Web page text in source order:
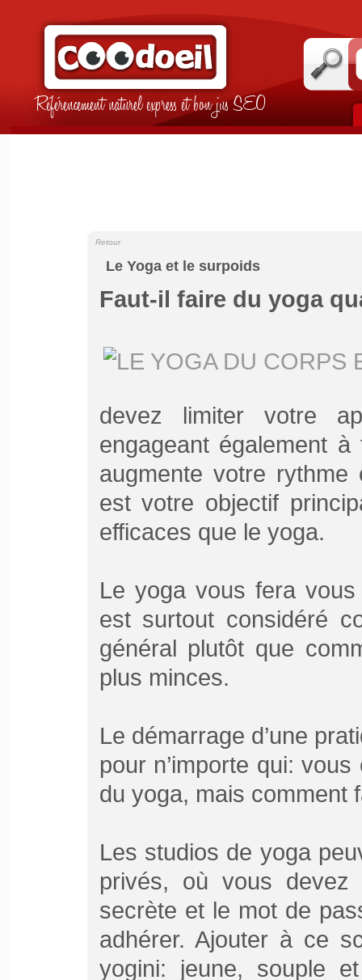
Référencement naturel express et bon jus SEO
Le Yoga et le surpoids
Retour
Faut-il faire du yoga
devez limiter votre
engageant également
augmente votre
est votre objectif
efficaces que le yoga.
Le yoga vous fera
est surtout considéré
général plutôt que
plus minces.
Le démarrage d’une
pour n’importe qui:
du yoga, mais comment
Les studios de yoga
privés, où vous
secrète et le mot de
adhérer. Ajouter à ce
yogini: jeune, souple